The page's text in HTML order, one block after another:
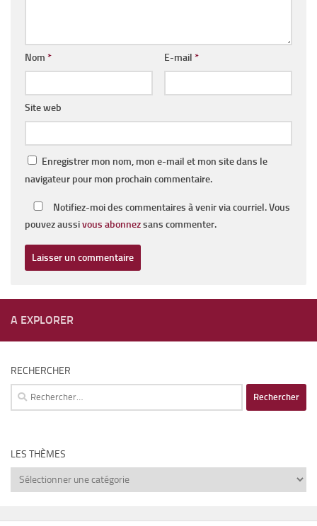
Nom * E-mail *
Site web
Enregistrer mon nom, mon e-mail et mon site dans le
navigateur pour mon prochain commentaire.
Notifiez-moi des commentaires à venir via courriel. Vous
pouvez aussivous abonnezsans commenter.
A EXPLORER
RECHERCHER
Rechercher :
LES THÈMES
Les
thèmes